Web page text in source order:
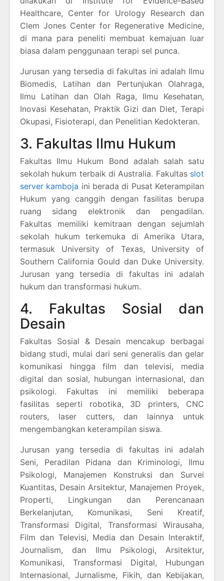
Healthcare, Center for Urology Research dan
Clem Jones Center for Regenerative Medicine,
di mana para peneliti membuat kemajuan luar
biasa dalam penggunaan terapi sel punca.
Jurusan yang tersedia di fakultas ini adalah Ilmu
Biomedis, Latihan dan Pertunjukan Olahraga,
Ilmu Latihan dan Olah Raga, Ilmu Kesehatan,
Inovasi Kesehatan, Praktik Gizi dan Diet, Terapi
Okupasi, Fisioterapi, dan Penelitian Kedokteran.
3. Fakultas Ilmu Hukum
Fakultas Ilmu Hukum Bond adalah salah satu
sekolah hukum terbaik di Australia. Fakultas slot
server kamboja ini berada di Pusat Keterampilan
Hukum yang canggih dengan fasilitas berupa
ruang sidang elektronik dan pengadilan.
Fakultas memiliki kemitraan dengan sejumlah
sekolah hukum terkemuka di Amerika Utara,
termasuk University of Texas, University of
Southern California Gould dan Duke University.
Jurusan yang tersedia di fakultas ini adalah
hukum dan transformasi hukum.
4. Fakultas Sosial dan
Desain
Fakultas Sosial & Desain mencakup berbagai
bidang studi, mulai dari seni generalis dan gelar
komunikasi hingga film dan televisi, media
digital dan sosial, hubungan internasional, dan
psikologi. Fakultas ini memiliki beberapa
fasilitas seperti robotika, 3D printers, CNC
routers, laser cutters, dan lainnya untuk
mengembangkan keterampilan siswa.
Jurusan yang tersedia di fakultas ini adalah
Seni, Peradilan Pidana dan Kriminologi, Ilmu
Psikologi, Manajemen Konstruksi dan Survei
Kuantitas, Desain Arsitektur, Manajemen Proyek,
Properti, Lingkungan dan Perencanaan
Berkelanjutan, Komunikasi, Seni Kreatif,
Transformasi Digital, Transformasi Wirausaha,
Film dan Televisi, Media dan Desain Interaktif,
Journalism, dan Ilmu Psikologi, Arsitektur,
Komunikasi, Transformasi Digital, Hubungan
Internasional, Jurnalisme, Fikih, dan Kebijakan,